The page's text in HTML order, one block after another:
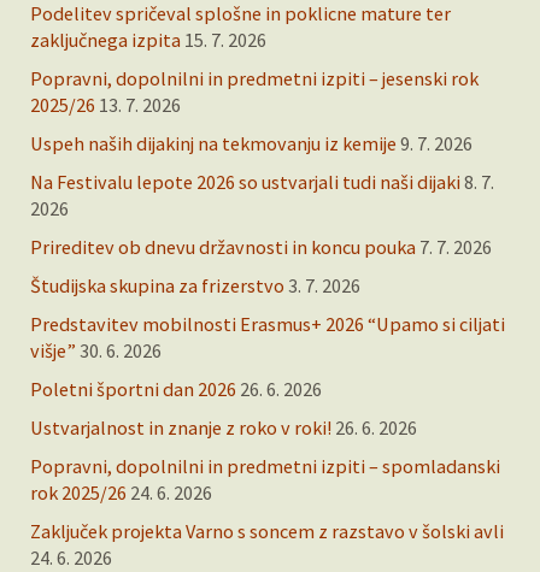
Podelitev spričeval splošne in poklicne mature ter
zaključnega izpita 15. 7. 2026
Popravni, dopolnilni in predmetni izpiti – jesenski rok
2025/26 13. 7. 2026
Uspeh naših dijakinj na tekmovanju iz kemije 9. 7. 2026
Na Festivalu lepote 2026 so ustvarjali tudi naši dijaki 8. 7.
2026
Prireditev ob dnevu državnosti in koncu pouka 7. 7. 2026
Študijska skupina za frizerstvo 3. 7. 2026
Predstavitev mobilnosti Erasmus+ 2026 “Upamo si ciljati
višje” 30. 6. 2026
Poletni športni dan 2026 26. 6. 2026
Ustvarjalnost in znanje z roko v roki! 26. 6. 2026
Popravni, dopolnilni in predmetni izpiti – spomladanski
rok 2025/26 24. 6. 2026
Zaključek projekta Varno s soncem z razstavo v šolski avli
24. 6. 2026